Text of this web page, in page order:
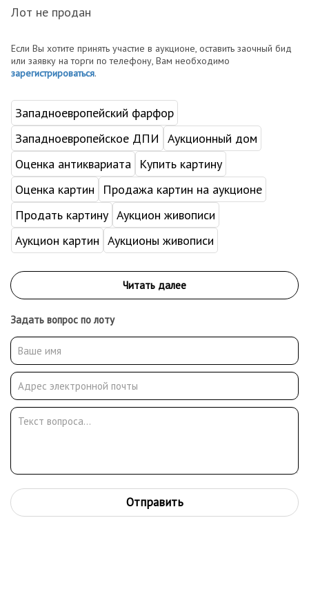
Лот не продан
Если Вы хотите принять участие в аукционе, оставить заочный бид
или заявку на торги по телефону, Вам необходимо
зарегистрироваться.
Западноевропейский фарфор
Западноевропейское ДПИ
Аукционный дом
Оценка антиквариата
Купить картину
Оценка картин
Продажа картин на аукционе
Продать картину Аукцион живописи
Аукцион картин Аукционы живописи
Задать вопрос по лоту
Отправить